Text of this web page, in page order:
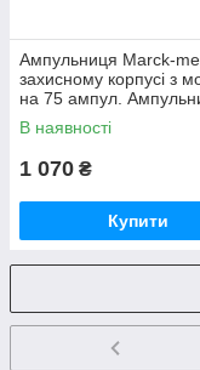
Ампульниця Marck-
захисному корпусі з
на 75 ампул.
молле на медрюкзак
В наявності
1 070 ₴
Купити